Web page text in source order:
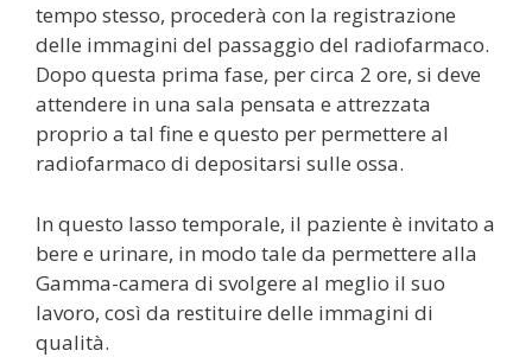
tempo stesso, procederà con la registrazione
delle immagini del passaggio del radiofarmaco.
Dopo questa prima fase, per circa 2 ore, si deve
attendere in una sala pensata e attrezzata
proprio a tal fine e questo per permettere al
radiofarmaco di depositarsi sulle ossa.
In questo lasso temporale, il paziente è invitato a
bere e urinare, in modo tale da permettere alla
Gamma-camera di svolgere al meglio il suo
lavoro, così da restituire delle immagini di
qualità.